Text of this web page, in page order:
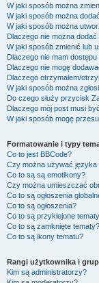
W jaki sposób można
W jaki sposób można
W jaki sposób można
Dlaczego nie można
W jaki sposób zmienić lub
Dlaczego nie mam dostępu
Dlaczego nie mogę
Dlaczego otrzymałem/
W jaki sposób można
Do czego służy przycisk
Dlaczego mój post musi
W jaki sposób mogę
Formatowanie i typy
Co to jest BBCode?
Czy można używać języka
Co to są są emotikony?
Czy można umieszczać
Co to są ogłoszenia
Co to są ogłoszenia?
Co to są przyklejone
Co to są zamknięte tematy?
Co to są ikony tematu?
Rangi użytkownika i
Kim są administratorzy?